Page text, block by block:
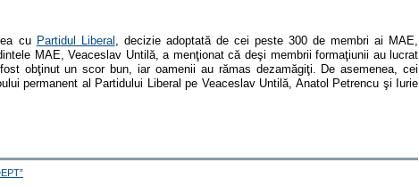
cu Partidul Liberal , decizie adoptată de cei peste 300 de membri ai MAE,
MAE, Veaceslav Untilă, a menţionat că deşi membrii formaţiunii au lucrat
obţinut un scor bun, iar oamenii au rămas dezamăgiţi. De asemenea, cei
permanent al Partidului Liberal pe Veaceslav Untilă, Anatol Petrencu şi Iurie